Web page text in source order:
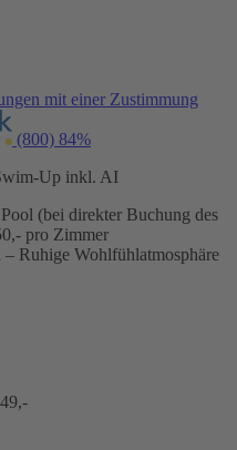
mit einer Zustimmung
(800) 84%
Up inkl. AI
(bei direkter Buchung des
pro Zimmer
Ruhige Wohlfühlatmosphäre